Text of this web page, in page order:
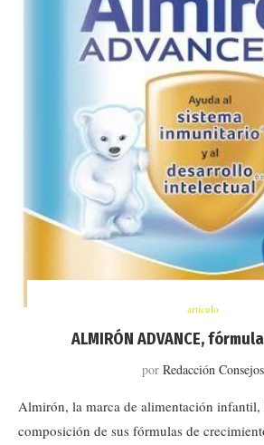
artículo
ALMIRÓN ADVANCE,
por Redacción Consejos
Almirón, la marca de alimentación infantil,
composición de sus fórmulas de